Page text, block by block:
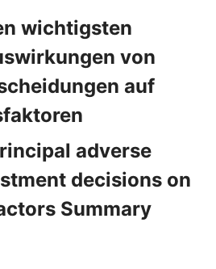
wichtigsten
von
auf
adverse
decisions on
Summary